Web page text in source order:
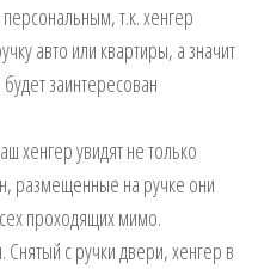
т.к. хенгер
авто или квартиры, а значит
заинтересован
хенгер увидят не только
размещенные на ручке они
проходящих мимо.
с ручки двери, хенгер в